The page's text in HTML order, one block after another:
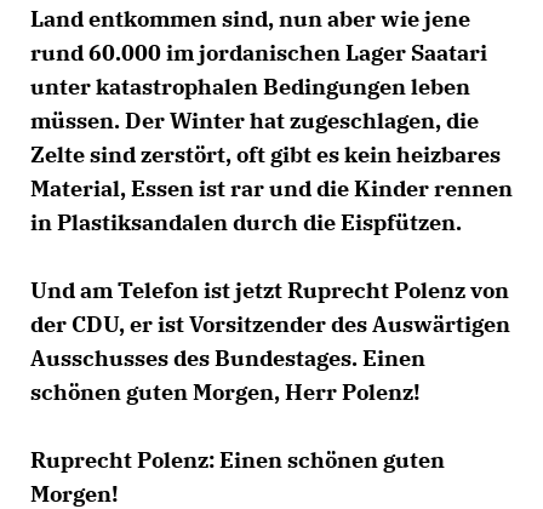
Land entkommen sind, nun aber wie jene
rund 60.000 im jordanischen Lager Saatari
unter katastrophalen Bedingungen leben
müssen. Der Winter hat zugeschlagen, die
Zelte sind zerstört, oft gibt es kein heizbares
Material, Essen ist rar und die Kinder rennen
in Plastiksandalen durch die Eispfützen.
Und am Telefon ist jetzt Ruprecht Polenz von
der CDU, er ist Vorsitzender des Auswärtigen
Ausschusses des Bundestages. Einen
schönen guten Morgen, Herr Polenz!
Ruprecht Polenz:Einen schönen guten
Morgen!